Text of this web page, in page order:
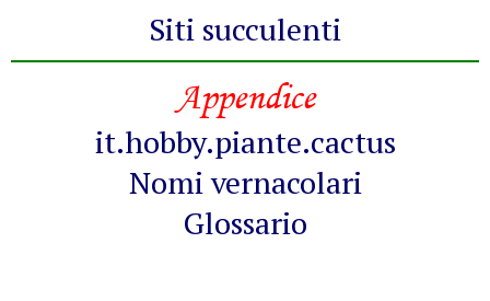
Siti succulenti
Appendice
it.hobby.piante.cactus
Nomi vernacolari
Glossario